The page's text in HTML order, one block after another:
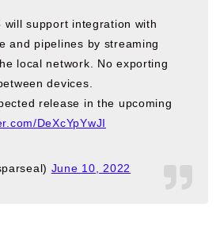
will support integration with
and pipelines by streaming
local network. No exporting
devices.
release in the upcoming
DeXcYpYwJI
June 10, 2022